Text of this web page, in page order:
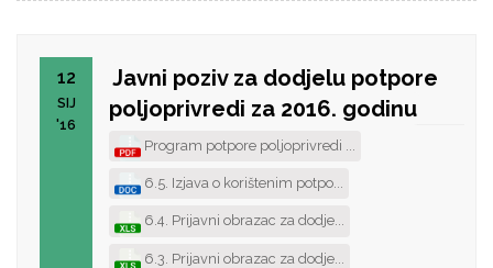
12
SIJ
'16
Javni poziv za dodjelu potpore
poljoprivredi za 2016. godinu
Program potpore poljoprivredi ...
6.5. Izjava o korištenim potpo...
6.4. Prijavni obrazac za dodje...
6.3. Prijavni obrazac za dodje...